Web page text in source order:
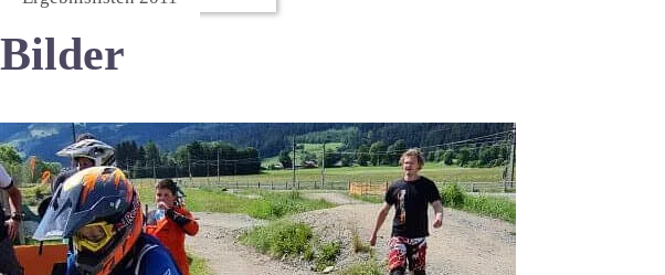
Bilder